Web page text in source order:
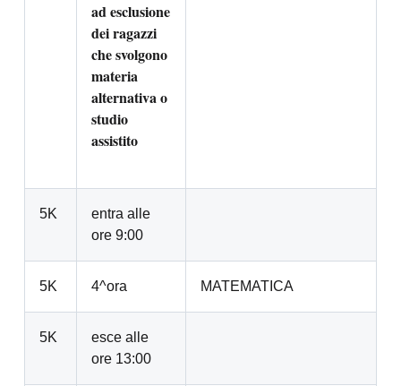
ad esclusione
dei ragazzi
che svolgono
materia
alternativa o
studio
assistito
5K
entra alle
ore 9:00
5K 4^ora MATEMATICA
5K
esce alle
ore 13:00